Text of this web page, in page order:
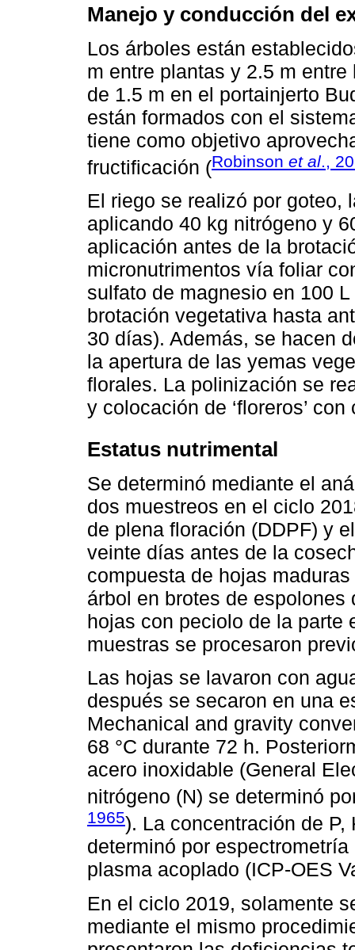
Manejo y conducción del
Los árboles están
m entre plantas y 2.5 m
de 1.5 m en el portainjerto
están formados con el
tiene como objetivo
fructificación (Robinson et al.,
El riego se realizó por goteo,
aplicando 40 kg nitrógeno y
aplicación antes de la
micronutrimentos vía foliar
sulfato de magnesio en 100
brotación vegetativa hasta
30 días). Además, se hacen
la apertura de las yemas
florales. La polinización se
y colocación de ‘floreros’
Estatus nutrimental
Se determinó mediante el
dos muestreos en el ciclo
de plena floración (DDPF) y
veinte días antes de la
compuesta de hojas
árbol en brotes de
hojas con peciolo de la parte
muestras se procesaron
Las hojas se lavaron con
después se secaron en una
Mechanical and gravity
68 °C durante 72 h.
acero inoxidable (General
nitrógeno (N) se determinó
1965). La concentración de
determinó por
plasma acoplado (ICP-OES
En el ciclo 2019, solamente
mediante el mismo